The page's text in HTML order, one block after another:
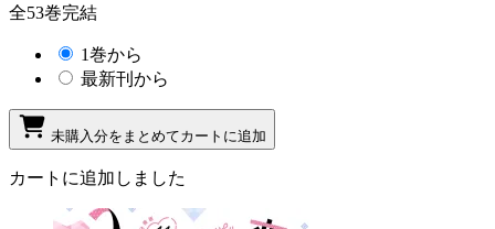
全53巻完結
1巻から
最新刊から
未購入分をまとめてカートに追加
カートに追加しました